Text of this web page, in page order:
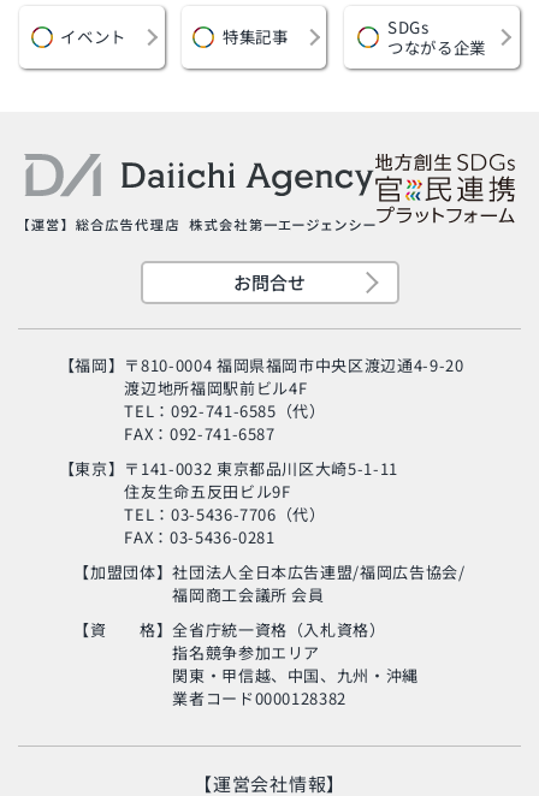
イベント 特集記事
SDGs
つながる企業
お問合せ
【福岡】 〒810-0004 福岡県福岡市中央区渡辺通4-9-20
渡辺地所福岡駅前ビル4F
TEL：092-741-6585（代）
FAX：092-741-6587
【東京】 〒141-0032 東京都品川区大崎5-1-11
住友生命五反田ビル9F
TEL：03-5436-7706（代）
FAX：03-5436-0281
【加盟団体】社団法人全日本広告連盟/福岡広告協会/
福岡商工会議所 会員
【資 格】全省庁統一資格（入札資格）
指名競争参加エリア
関東・甲信越、中国、九州・沖縄
業者コード0000128382
【運営会社情報】
「MSC海のエコラベ
使い終わった制服
の“新・活用術”とは？
生命の神秘に迫るアナ